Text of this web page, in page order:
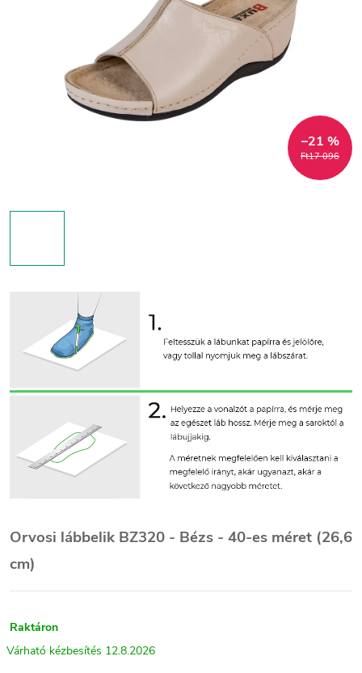
Ft17 096
–21 %
Orvosi lábbelik BZ320 - Bézs - 40-es méret (26,6
cm)
Raktáron
12.8.2026